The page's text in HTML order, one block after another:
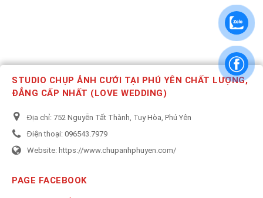
STUDIO CHỤP ẢNH CƯỚI TẠI PHÚ YÊN CHẤT LƯỢNG,
ĐẲNG CẤP NHẤT (LOVE WEDDING)
Địa chỉ: 752 Nguyễn Tất Thành, Tuy Hòa, Phú Yên
Điện thoại: 096543.7979
Website: https://www.chupanhphuyen.com/
PAGE FACEBOOK